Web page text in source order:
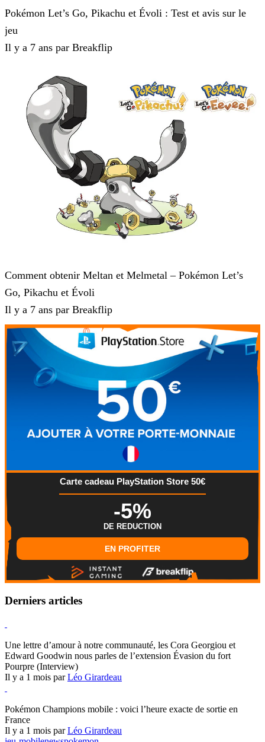
Pokémon Let’s Go, Pikachu et Évoli : Test et avis sur le
jeu
Il y a 7 ans par Breakflip
Comment obtenir Meltan et Melmetal – Pokémon Let’s
Go, Pikachu et Évoli
Il y a 7 ans par Breakflip
Carte cadeau PlayStation Store 50€
-5%
DE REDUCTION
EN PROFITER
Derniers articles
Une lettre d’amour à notre communauté, les Cora Georgiou et
Edward Goodwin nous parles de l’extension Évasion du fort
Pourpre (Interview)
Il y a 1 mois parLéo Girardeau
Pokémon Champions mobile : voici l’heure exacte de sortie en
France
Il y a 1 mois parLéo Girardeau